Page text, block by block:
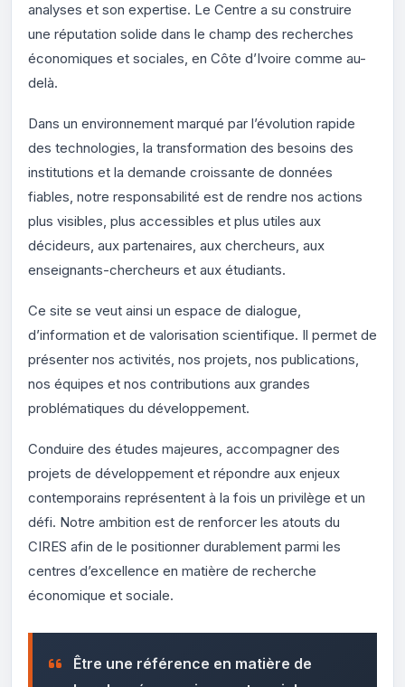
analyses et son expertise. Le Centre a su construire
une réputation solide dans le champ des recherches
économiques et sociales, en Côte d’Ivoire comme au-
delà.
Dans un environnement marqué par l’évolution rapide
des technologies, la transformation des besoins des
institutions et la demande croissante de données
fiables, notre responsabilité est de rendre nos actions
plus visibles, plus accessibles et plus utiles aux
décideurs, aux partenaires, aux chercheurs, aux
enseignants-chercheurs et aux étudiants.
Ce site se veut ainsi un espace de dialogue,
d’information et de valorisation scientifique. Il permet de
présenter nos activités, nos projets, nos publications,
nos équipes et nos contributions aux grandes
problématiques du développement.
Conduire des études majeures, accompagner des
projets de développement et répondre aux enjeux
contemporains représentent à la fois un privilège et un
défi. Notre ambition est de renforcer les atouts du
CIRES afin de le positionner durablement parmi les
centres d’excellence en matière de recherche
économique et sociale.
Être une référence en matière de